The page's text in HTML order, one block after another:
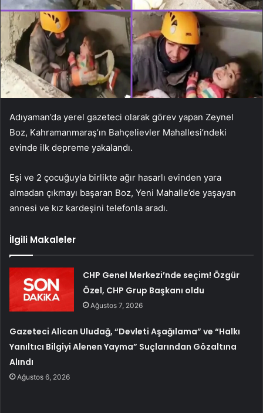
Adıyaman’da yerel gazeteci olarak görev yapan Zeynel
Boz, Kahramanmaraş’ın Bahçelievler Mahallesi’ndeki
evinde ilk depreme yakalandı.
Eşi ve 2 çocuğuyla birlikte ağır hasarlı evinden yara
almadan çıkmayı başaran Boz, Yeni Mahalle’de yaşayan
annesi ve kız kardeşini telefonla aradı.
İlgili Makaleler
CHP Genel Merkezi’nde seçim! Özgür
Özel, CHP Grup Başkanı oldu
Ağustos 7, 2026
Gazeteci Alican Uludağ, “Devleti Aşağılama” ve “Halkı
Yanıltıcı Bilgiyi Alenen Yayma” Suçlarından Gözaltına
Alındı
Ağustos 6, 2026